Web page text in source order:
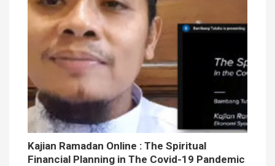
Kajian Ramadan Online : The Spiritual
Financial Planning in The Covid-19 Pandemic